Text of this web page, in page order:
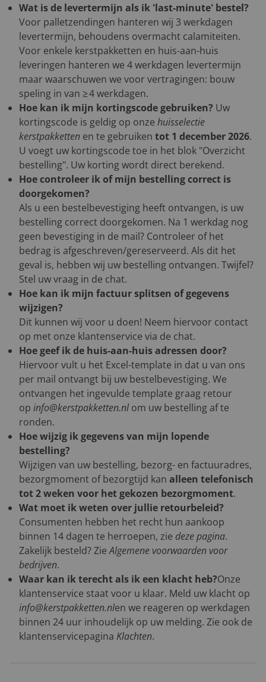
Wat is de levertermijn als ik 'last-minute' bestel?
Voor palletzendingen hanteren wij 3 werkdagen
levertermijn, behoudens overmacht calamiteiten.
Voor enkele kerstpakketten en huis-aan-huis
leveringen hanteren we 4 werkdagen levertermijn
maar waarschuwen we voor vertragingen: bouw
speling in van ≥ 4 werkdagen.
Hoe kan ik mijn kortingscode gebruiken? Uw
kortingscode is geldig op onze huisselectie
kerstpakketten en te gebruiken tot 1 december 2026.
U voegt uw kortingscode toe in het blok "Overzicht
bestelling". Uw korting wordt direct berekend.
Hoe controleer ik of mijn bestelling correct is
doorgekomen?
Als u een bestelbevestiging heeft ontvangen, is uw
bestelling correct doorgekomen. Na 1 werkdag nog
geen bevestiging in de mail? Controleer of het
bedrag is afgeschreven/gereserveerd. Als dit het
geval is, hebben wij uw bestelling ontvangen. Twijfel?
Stel uw vraag in de chat.
Hoe kan ik mijn factuur splitsen of gegevens
wijzigen?
Dit kunnen wij voor u doen! Neem hiervoor contact
op met onze klantenservice via de chat.
Hoe geef ik de huis-aan-huis adressen door?
Hiervoor vult u het Excel-template in dat u van ons
per mail ontvangt bij uw bestelbevestiging. We
ontvangen het ingevulde template graag retour
op info@kerstpakketten.nlom uw bestelling af te
ronden.
Hoe wijzig ik gegevens van mijn lopende
bestelling?
Wijzigen van uw bestelling, bezorg- en factuuradres,
bezorgmoment of bezorgtijd kan alleen telefonisch
tot 2 weken voor het gekozen bezorgmoment.
Wat moet ik weten over jullie retourbeleid?
Consumenten hebben het recht hun aankoop
binnen 14 dagen te herroepen, zie deze pagina.
Zakelijk besteld? ZieAlgemene voorwaarden voor
bedrijven.
Waar kan ik terecht als ik een klacht heb?Onze
klantenservice staat voor u klaar. Meld uw klacht op
info@kerstpakketten.nlen we reageren op werkdagen
binnen 24 uur inhoudelijk op uw melding. Zie ook de
klantenservicepagina Klachten.